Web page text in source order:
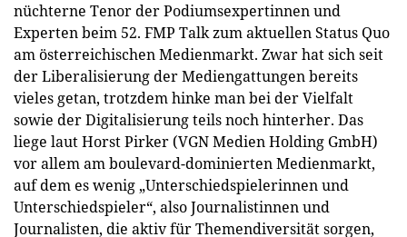
nüchterne Tenor der Podiumsexpertinnen und
Experten beim 52. FMP Talk zum aktuellen Status Quo
am österreichischen Medienmarkt. Zwar hat sich seit
der Liberalisierung der Mediengattungen bereits
vieles getan, trotzdem hinke man bei der Vielfalt
sowie der Digitalisierung teils noch hinterher. Das
liege laut Horst Pirker (VGN Medien Holding GmbH)
vor allem am boulevard-dominierten Medienmarkt,
auf dem es wenig „Unterschiedspielerinnen und
Unterschiedspieler“, also Journalistinnen und
Journalisten, die aktiv für Themendiversität sorgen,